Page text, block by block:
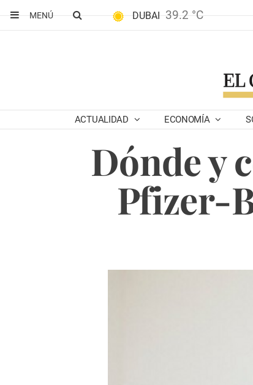
MENÚ
DUBAI 39.2 °C
ACTUALIDAD ECONOMÍA
Dónde y
Pfizer-